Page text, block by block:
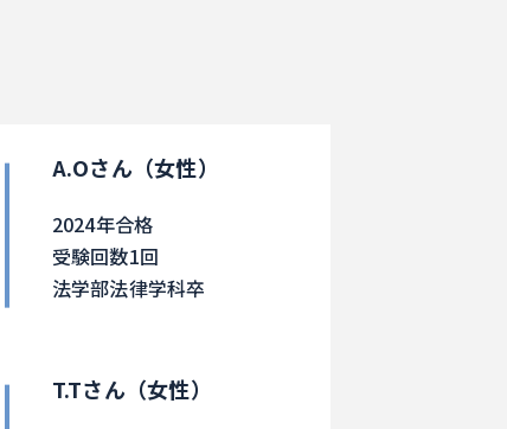
A.Oさん（女性）
2024年合格
受験回数1回
法学部法律学科卒
T.Tさん（女性）